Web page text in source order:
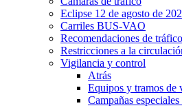
Eclipse 12 de agosto de
Carriles BUS-VAO
Recomendaciones de tráfico
Restricciones a la
Vigilancia y control
Atrás
Equipos y tramos de
Campañas